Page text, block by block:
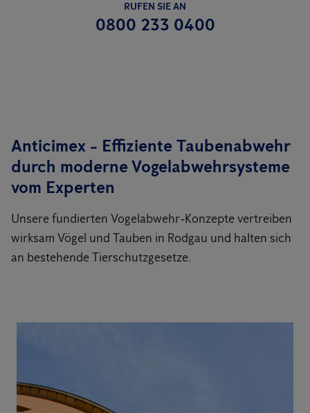
RUFEN SIE AN
0800 233 0400
Anticimex - Effiziente Taubenabwehr
durch moderne Vogelabwehrsysteme
vom Experten
Unsere fundierten Vogelabwehr-Konzepte vertreiben
wirksam Vögel und Tauben in Rodgau und halten sich
an bestehende Tierschutzgesetze.